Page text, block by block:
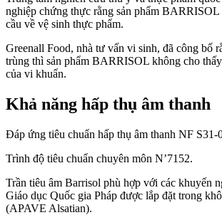
nghiệp chứng thực rằng sản phẩm BARRISOL
cầu về vệ sinh thực phẩm.
Greenall Food, nhà tư vấn vi sinh, đã công bố
trùng thì sản phẩm BARRISOL không cho
của vi khuẩn.
Khả năng hấp thụ âm thanh
Đáp ứng tiêu chuẩn hấp thụ âm thanh NF S31-
Trình độ tiêu chuẩn chuyên môn N’7152.
Trần tiêu âm Barrisol phù hợp với các khuyến
Giáo dục Quốc gia Pháp được lắp đặt trong
(APAVE Alsatian).